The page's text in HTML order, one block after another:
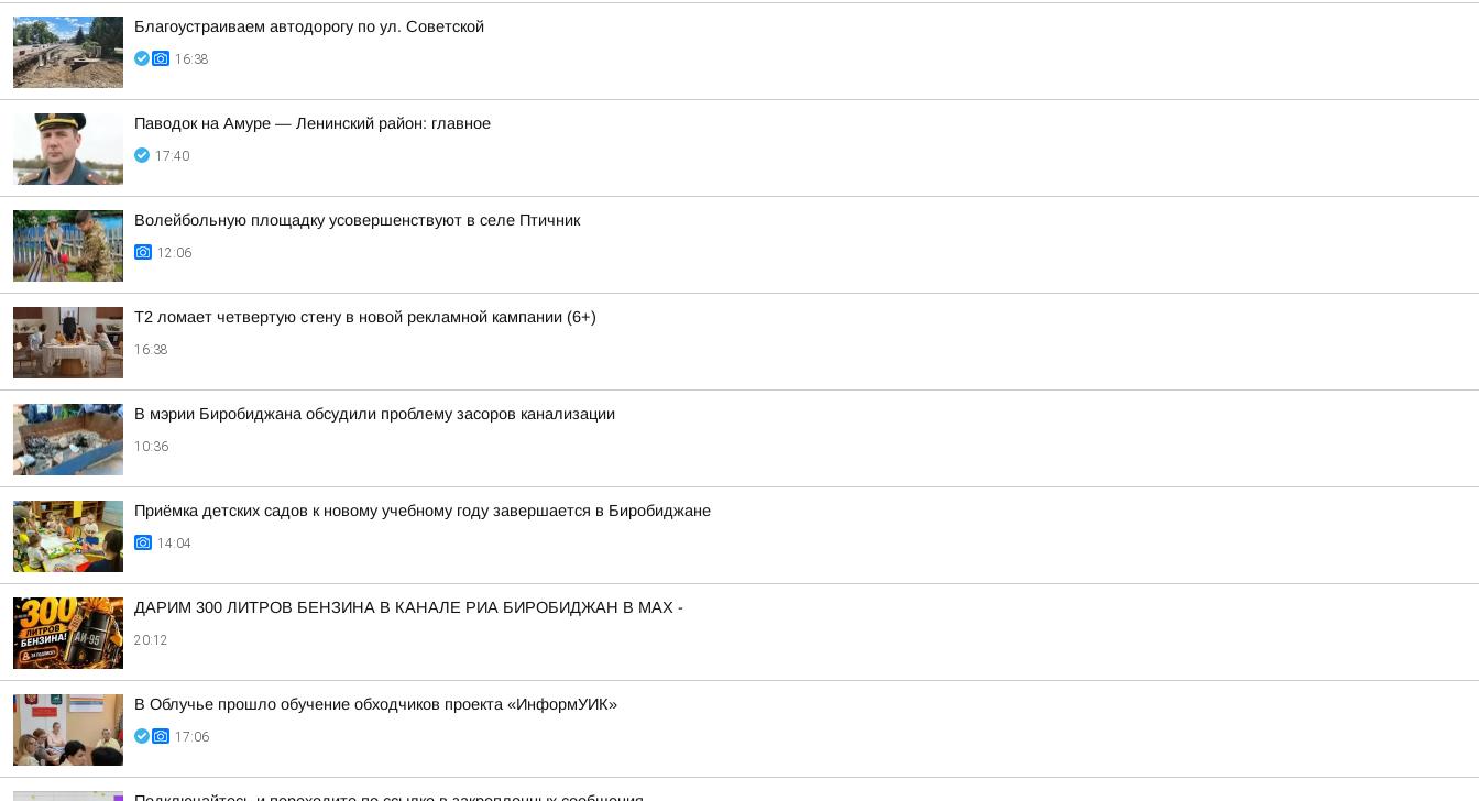
Благоустраиваем автодорогу по ул. Советской
16:38
Паводок на Амуре — Ленинский район: главное
17:40
Волейбольную площадку усовершенствуют в селе Птичник
12:06
Т2 ломает четвертую стену в новой рекламной кампании (6+)
16:38
В мэрии Биробиджана обсудили проблему засоров канализации
10:36
Приёмка детских садов к новому учебному году завершается в Биробиджане
14:04
ДАРИМ 300 ЛИТРОВ БЕНЗИНА В КАНАЛЕ РИА БИРОБИДЖАН В МАХ -
20:12
В Облучье прошло обучение обходчиков проекта «ИнформУИК»
17:06